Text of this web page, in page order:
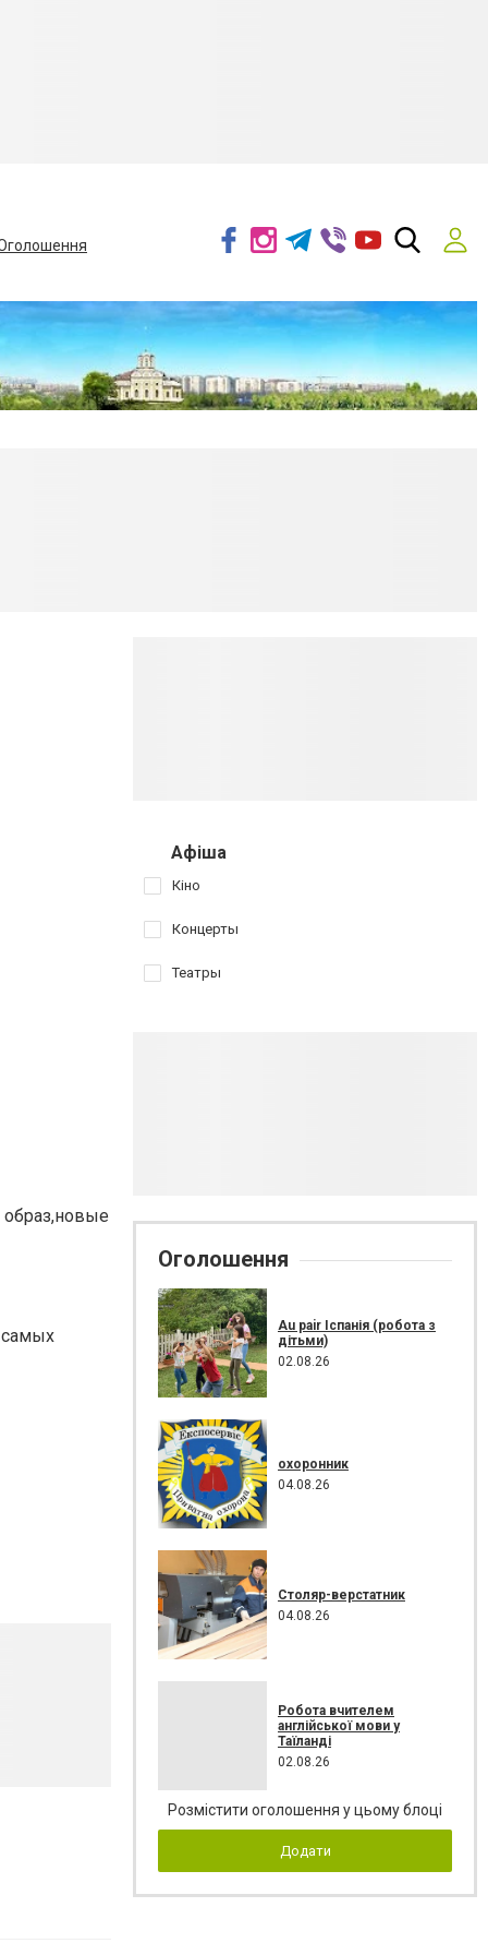
образ,новые
самых
Афіша
Кіно
Концерты
Театры
Оголошення
Au pair Іспанія (робота з
дітьми)
02.08.26
охоронник
04.08.26
Столяр-верстатник
04.08.26
Робота вчителем
англійської мови у
Таїланді
02.08.26
Розмістити оголошення у цьому блоці
Додати